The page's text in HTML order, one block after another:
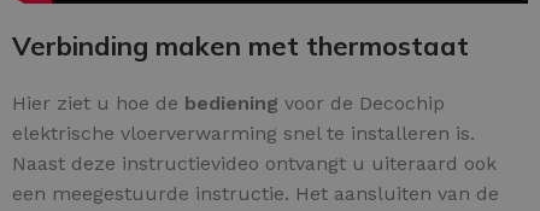
Verbinding maken met thermostaat
Hier ziet u hoe de bediening voor de Decochip
elektrische vloerverwarming snel te installeren is.
Naast deze instructievideo ontvangt u uiteraard ook
een meegestuurde instructie. Het aansluiten van de